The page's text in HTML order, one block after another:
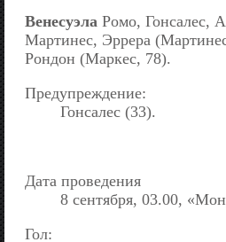
Венесуэла Ромо, Гонсалес,
Мартинес, Эррера
Рондон (Маркес, 78).
Предупреждение:
Гонсалес (33).
Дата проведения
8 сентября, 03.00,
Гол: